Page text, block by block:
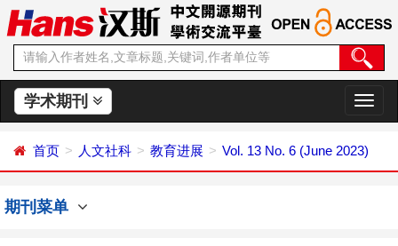
学术期刊
切
换
航
首页 人文社科 教育进展 Vol. 13 No. 6 (June 2023)
期刊菜单